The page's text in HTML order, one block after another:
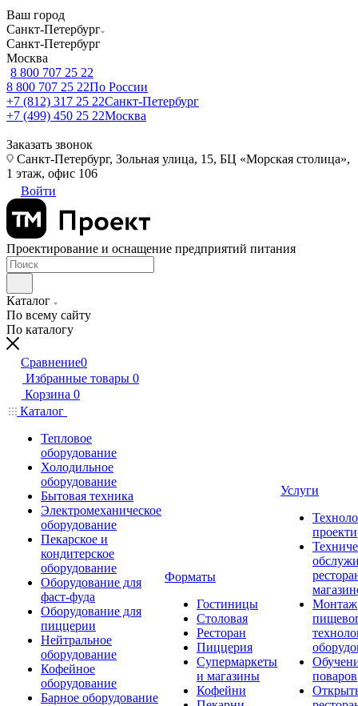
Ваш город
Санкт-Петербург
Санкт-Петербург
Москва
8 800 707 25 22
8 800 707 25 22По России
+7 (812) 317 25 22Санкт-Петербург
+7 (499) 450 25 22Москва
Заказать звонок
Санкт-Петербург, Зольная улица, 15, БЦ «Морская столица»,
1 этаж, офис 106
Войти
Проектирование и оснащение предприятий питания
Каталог
По всему сайту
По каталогу
Сравнение0
Избранные товары 0
Корзина 0
Каталог
Тепловое
оборудование
Холодильное
оборудование
Бытовая техника
Электромеханическое
оборудование
Пекарское и
кондитерское
оборудование
Оборудование для
фаст-фуда
Оборудование для
пиццерии
Нейтральное
оборудование
Кофейное
оборудование
Барное оборудование
Форматы
Гостиницы
Столовая
Ресторан
Пиццерия
Супермаркеты
и магазины
Кофейни
Услуги
Монтаж
поваров